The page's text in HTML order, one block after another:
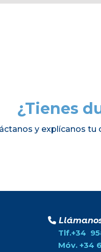
¿Tienes
y explícanos tu
Tlf.+34
Móv. +34